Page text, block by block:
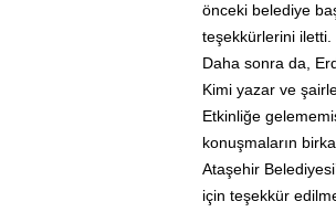
önceki belediye
teşekkürlerini iletti.
Daha sonra da,
Kimi yazar ve
Etkinliğe
konuşmaların
Ataşehir
için teşekkür